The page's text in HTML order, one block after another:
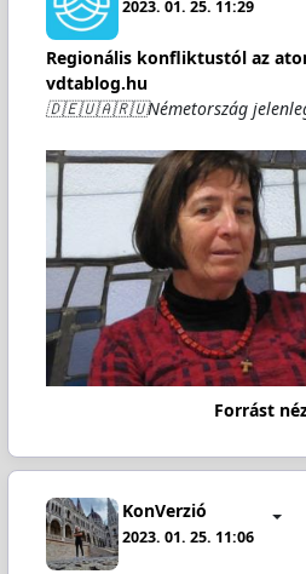
2023. 01. 25. 11:29
Regionális konfliktustól az
vdtablog.hu
🇩🇪🇺🇦🇷🇺Németország
Forrást
KonVerzió
2023. 01. 25. 11:06